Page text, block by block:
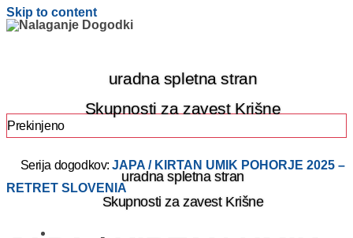
Skip to content
uradna spletna stran
Skupnosti za zavest Krišne
uradna spletna stran
Skupnosti za zavest Krišne
Prekinjeno
Serija dogodkov:JAPA / KIRTAN UMIK POHORJE 2025 –
RETRET SLOVENIA